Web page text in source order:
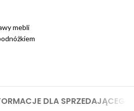
mebli
DLA SPRZEDAJĄCEGO